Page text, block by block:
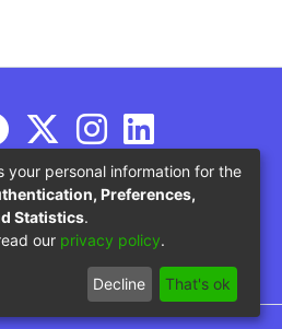
de Educación
your personal information for the
Preferences,
Statistics.
our privacy policy.
Decline That's ok